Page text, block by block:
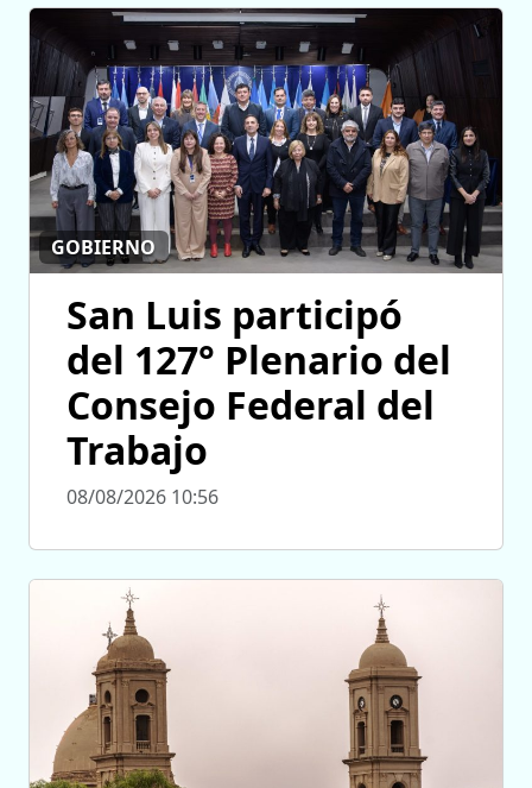
GOBIERNO
San Luis participó
del 127° Plenario del
Consejo Federal del
Trabajo
08/08/2026 10:56